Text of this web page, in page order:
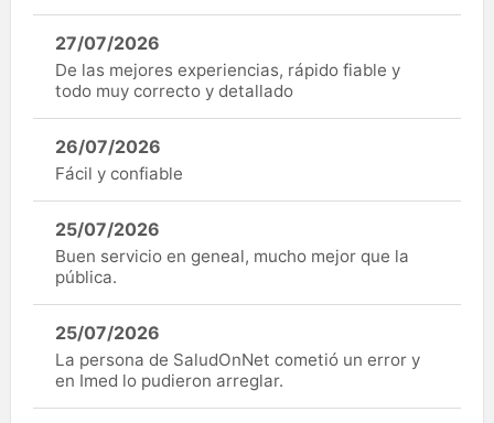
27/07/2026
De las mejores experiencias, rápido fiable y
todo muy correcto y detallado
26/07/2026
Fácil y confiable
25/07/2026
Buen servicio en geneal, mucho mejor que la
pública.
25/07/2026
La persona de SaludOnNet cometió un error y
en Imed lo pudieron arreglar.